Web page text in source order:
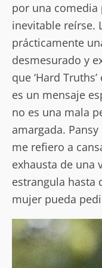
por una comedia
inevitable reírse.
prácticamente
desmesurado y
que ‘Hard
es un mensaje
no es una mala
amargada.
me refiero a
exhausta de una
estrangula hasta
mujer pueda